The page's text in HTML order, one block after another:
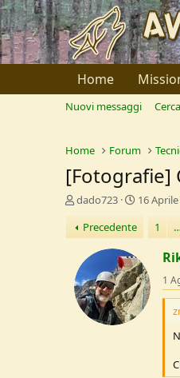
Home
Nuovi messaggi
Home Forum
[Fotografie]
C
e
a
o
r
e
D
dado723
D
a
d
i
I
n
i
16
Precedente
1
1